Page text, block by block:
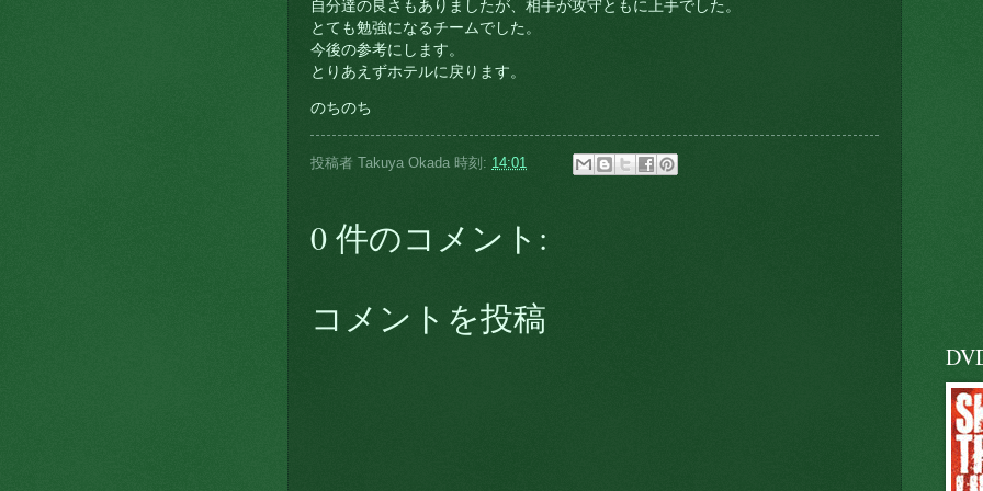
自分達の良さもありましたが、相手が攻守ともに上手でした。
とても勉強になるチームでした。
今後の参考にします。
とりあえずホテルに戻ります。
のちのち
投稿者 Takuya Okada 時刻: 14:01
0 件のコメント:
コメントを投稿